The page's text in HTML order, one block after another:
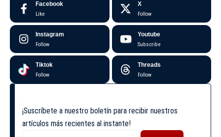
Facebook
Like
X
Follow
Instagram
Follow
Youtube
Subscribe
Tiktok
Follow
Threads
Follow
¡Suscríbete a nuestro boletín para recibir nuestros
artículos más recientes al instante!